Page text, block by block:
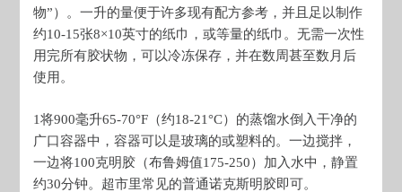
物”）。一升的量便于许多现有配方参考，并且足以制作
约10-15张8×10英寸的纸巾，或等量的纸巾。无需一次性
用完所有胶状物，可以冷冻保存，并在数周甚至数月后
使用。
1将900毫升65-70°F（约18-21°C）的蒸馏水倒入干净的
广口容器中，容器可以是玻璃的或塑料的。一边搅拌，
一边将100克明胶（布鲁姆值175-250）加入水中，静置
约30分钟。超市里常见的普通诺克斯明胶即可。